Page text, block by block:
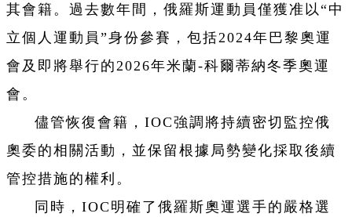
其會籍。過去數年間，俄羅斯運動員僅獲准以“中
立個人運動員”身份參賽，包括2024年巴黎奧運
會及即將舉行的2026年米蘭-科爾蒂納冬季奧運
會。
儘管恢復會籍，IOC強調將持續密切監控俄
奧委的相關活動，並保留根據局勢變化採取後續
管控措施的權利。
同時，IOC明確了俄羅斯奧運選手的嚴格選